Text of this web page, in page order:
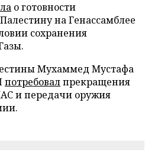
о готовности
на Генассамблее
сохранения
Мухаммед Мустафа
потребовалпрекращения
и передачи оружия